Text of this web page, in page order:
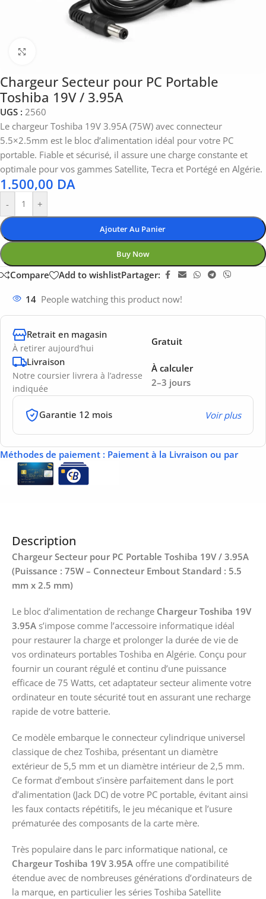
Chargeur Secteur pour PC Portable
Toshiba 19V / 3.95A
UGS : 2560
Le chargeur Toshiba 19V 3.95A (75W) avec connecteur
5.5×2.5mm est le bloc d’alimentation idéal pour votre PC
portable. Fiable et sécurisé, il assure une charge constante et
optimale pour vos gammes Satellite, Tecra et Portégé en Algérie.
1.500,00 DA
- +
Ajouter Au Panier
Buy Now
Compare Add to wishlistPartager:
14 People watching this product now!
Retrait en magasin
À retirer aujourd’hui
Gratuit
Livraison
Notre coursier livrera à l’adresse
indiquée
2–3 jours
À calculer
Garantie 12 mois Voir plus
Méthodes de paiement : Paiement à la Livraison ou par
Description
Chargeur Secteur pour PC Portable Toshiba 19V / 3.95A
(Puissance : 75W – Connecteur Embout Standard : 5.5
mm x 2.5 mm)
Le bloc d’alimentation de rechange Chargeur Toshiba 19V
3.95A s’impose comme l’accessoire informatique idéal
pour restaurer la charge et prolonger la durée de vie de
vos ordinateurs portables Toshiba en Algérie. Conçu pour
fournir un courant régulé et continu d’une puissance
efficace de 75 Watts, cet adaptateur secteur alimente votre
ordinateur en toute sécurité tout en assurant une recharge
rapide de votre batterie.
Ce modèle embarque le connecteur cylindrique universel
classique de chez Toshiba, présentant un diamètre
extérieur de 5,5 mm et un diamètre intérieur de 2,5 mm.
Ce format d’embout s’insère parfaitement dans le port
d’alimentation (Jack DC) de votre PC portable, évitant ainsi
les faux contacts répétitifs, le jeu mécanique et l’usure
prématurée des composants de la carte mère.
Très populaire dans le parc informatique national, ce
Chargeur Toshiba 19V 3.95A offre une compatibilité
étendue avec de nombreuses générations d’ordinateurs de
la marque, en particulier les séries Toshiba Satellite